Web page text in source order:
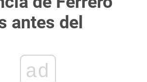
antes del
ad